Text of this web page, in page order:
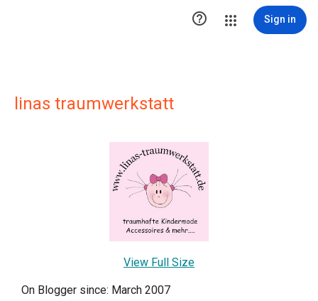
 Sign in
linas traumwerkstatt
View Full Size
On Blogger since: March 2007